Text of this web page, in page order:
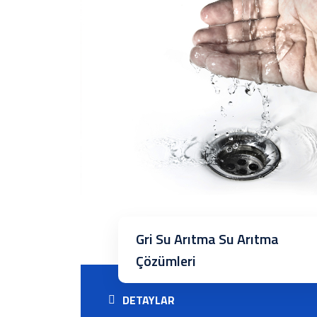
DETAYLAR
Gri Su Arıtma Su Arıtma
Çözümleri